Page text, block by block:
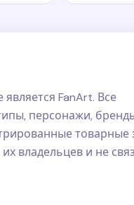
FanArt. Все
персонажи,
товарные
владельцев и не